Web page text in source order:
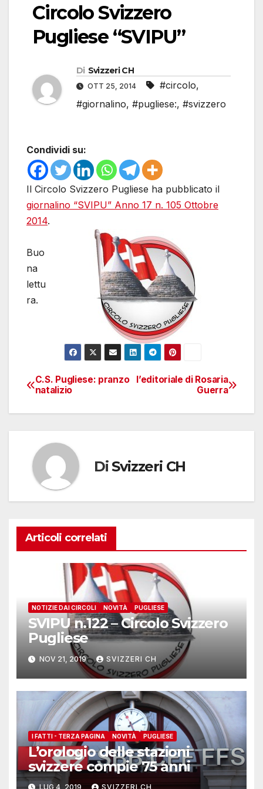
Circolo Svizzero
Pugliese “SVIPU”
Di Svizzeri CH
OTT 25, 2014 #circolo,
#giornalino, #pugliese:, #svizzero
Condividi su:
Il Circolo Svizzero Pugliese ha pubblicato il
giornalino “SVIPU” Anno 17 n. 105 Ottobre
2014.
Buo
na
lettu
ra.
Navigazione
articoli
l’editoriale di Rosaria
Guerra
C.S. Pugliese: pranzo
natalizio
Di Svizzeri CH
Articoli correlati
NOTIZIE DAI CIRCOLI NOVITÀ PUGLIESE
SVIPU n.122 – Circolo Svizzero
Pugliese
NOV 21, 2019 SVIZZERI CH
I FATTI - TERZA PAGINA NOVITÀ PUGLIESE
L’orologio delle stazioni
svizzere compie 75 anni
LUG 4, 2019 SVIZZERI CH